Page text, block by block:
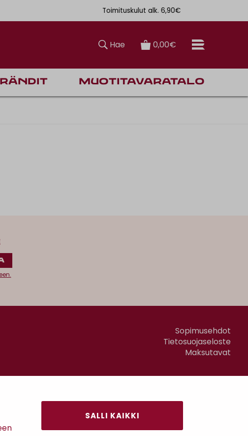
SALLI KAIKKI
Toimituskulut alk. 6,90€
Hae 0,00€
Muotitavaratalo
Sopimusehdot
Tietosuojaseloste
Maksutavat